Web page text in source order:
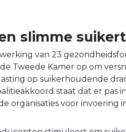
slimme
van 23
Tweede Kamer op om
op suikerhoudende
staat dat er pas
organisaties voor invoering